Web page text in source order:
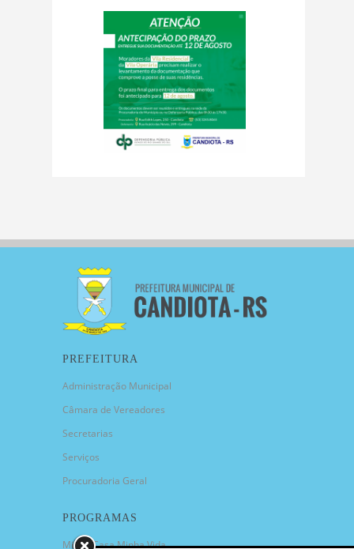
PREFEITURA
Administração Municipal
Câmara de Vereadores
Secretarias
Serviços
Procuradoria Geral
PROGRAMAS
Minha Casa Minha Vida